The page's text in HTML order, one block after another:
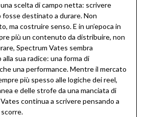
scelta di campo netta: scrivere
fosse destinato a durare. Non
ma costruire senso. E in un’epoca in
più un contenuto da distribuire, non
Spectrum Vates sembra
sua radice: una forma di
una performance. Mentre il mercato
più spesso alle logiche dei reel,
e delle strofe da una manciata di
continua a scrivere pensando a